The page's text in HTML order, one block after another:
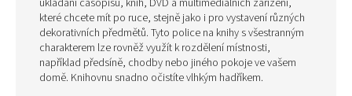
ukládání časopisů, knih, DVD a multimediálních zařízení,
které chcete mít po ruce, stejně jako i pro vystavení různých
dekorativních předmětů. Tyto police na knihy s všestranným
charakterem lze rovněž využít k rozdělení místnosti,
například předsíně, chodby nebo jiného pokoje ve vašem
domě. Knihovnu snadno očistíte vlhkým hadříkem.